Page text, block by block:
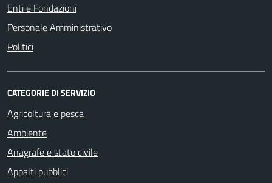
Enti e Fondazioni
Personale Amministrativo
Politici
CATEGORIE DI SERVIZIO
Agricoltura e pesca
Ambiente
Anagrafe e stato civile
Appalti pubblici